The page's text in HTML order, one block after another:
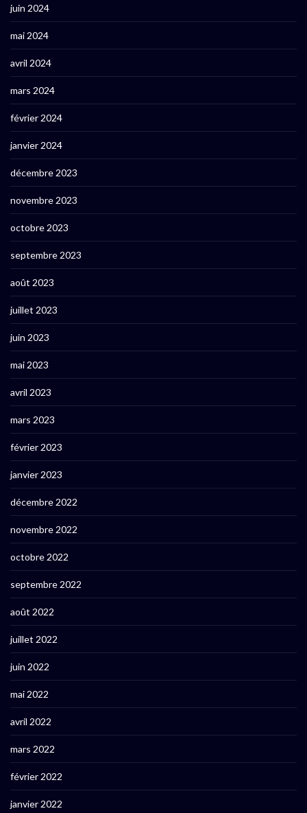
juin 2024
mai 2024
avril 2024
mars 2024
février 2024
janvier 2024
décembre 2023
novembre 2023
octobre 2023
septembre 2023
août 2023
juillet 2023
juin 2023
mai 2023
avril 2023
mars 2023
février 2023
janvier 2023
décembre 2022
novembre 2022
octobre 2022
septembre 2022
août 2022
juillet 2022
juin 2022
mai 2022
avril 2022
mars 2022
février 2022
janvier 2022